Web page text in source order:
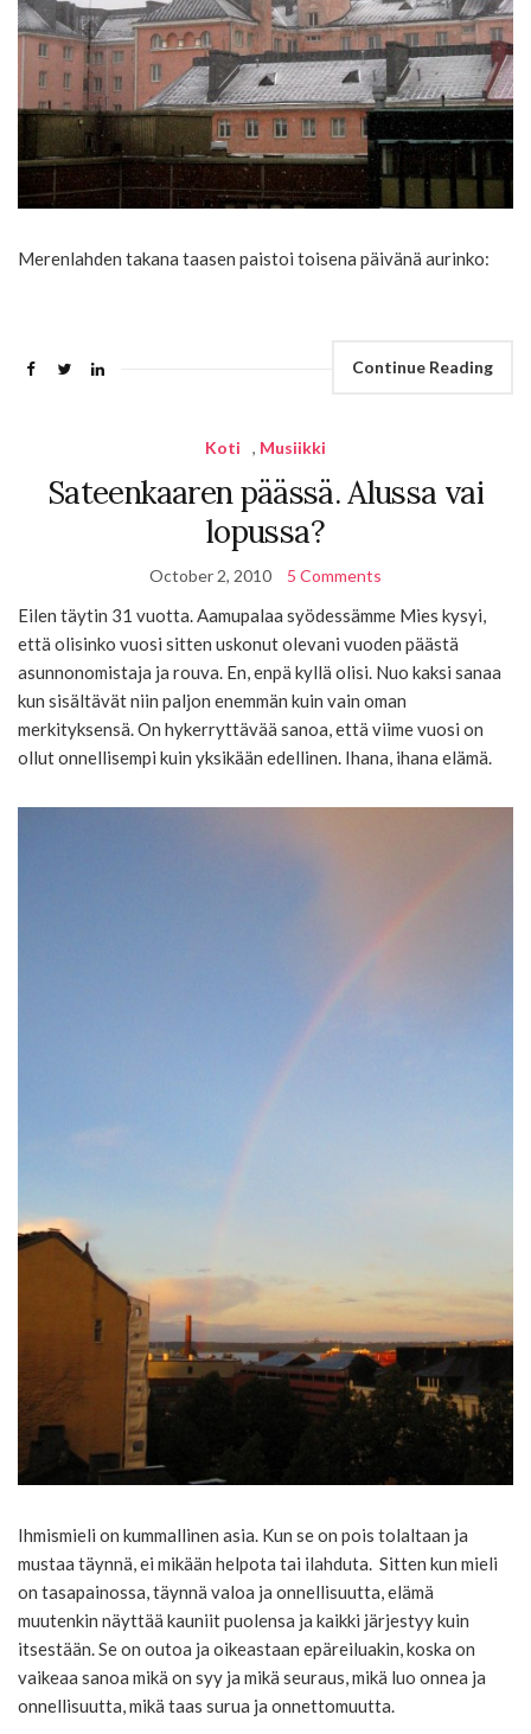
Merenlahden takana taasen paistoi toisena päivänä aurinko:
Continue Reading
Koti , Musiikki
Sateenkaaren päässä. Alussa vai
lopussa?
October 2, 2010 5 Comments
Eilen täytin 31 vuotta. Aamupalaa syödessämme Mies kysyi,
että olisinko vuosi sitten uskonut olevani vuoden päästä
asunnonomistaja ja rouva. En, enpä kyllä olisi. Nuo kaksi sanaa
kun sisältävät niin paljon enemmän kuin vain oman
merkityksensä. On hykerryttävää sanoa, että viime vuosi on
ollut onnellisempi kuin yksikään edellinen. Ihana, ihana elämä.
Ihmismieli on kummallinen asia. Kun se on pois tolaltaan ja
mustaa täynnä, ei mikään helpota tai ilahduta. Sitten kun mieli
on tasapainossa, täynnä valoa ja onnellisuutta, elämä
muutenkin näyttää kauniit puolensa ja kaikki järjestyy kuin
itsestään. Se on outoa ja oikeastaan epäreiluakin, koska on
vaikeaa sanoa mikä on syy ja mikä seuraus, mikä luo onnea ja
onnellisuutta, mikä taas surua ja onnettomuutta.